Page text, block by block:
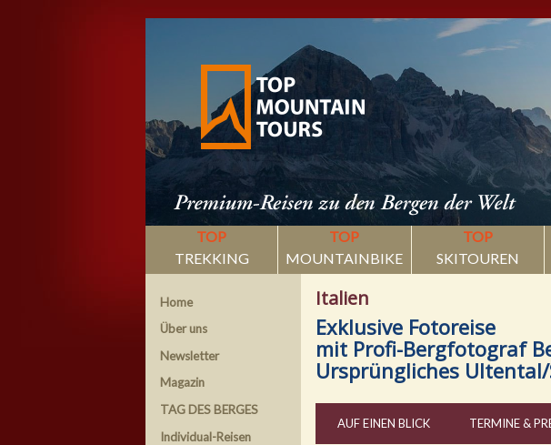
TOP
TREKKING
TOP
MOUNTAINBIKE
TOP
SKITOUREN
Home
Über uns
Newsletter
Magazin
TAG DES BERGES
Individual-Reisen
Italien
Exklusive Fotoreise
mit Profi-Bergfotograf
Ursprüngliches
AUF EINEN BLICK TERMINE &